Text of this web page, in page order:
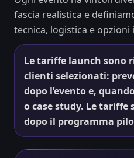
fascia realistica e
tecnica, logistica e opzioni
Le tariffe launch sono
clienti selezionati:
dopo l’evento e,
o case study. Le
dopo il programma